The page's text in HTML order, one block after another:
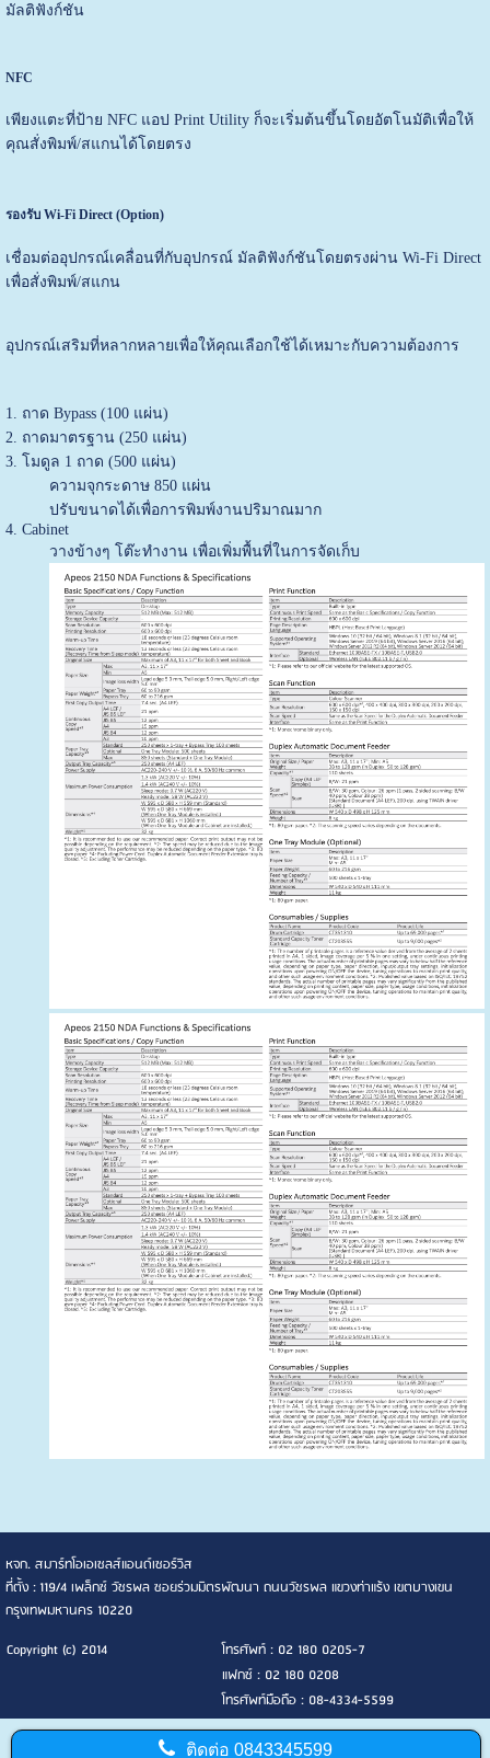
มัลติฟังก์ชัน
NFC
เพียงแตะที่ป้าย NFC แอป Print Utility ก็จะเริ่มต้นขึ้นโดยอัตโนมัติเพื่อให้
คุณสั่งพิมพ์/สแกนได้โดยตรง
รองรับ Wi-Fi Direct (Option)
เชื่อมต่ออุปกรณ์เคลื่อนที่กับอุปกรณ์ มัลติฟังก์ชันโดยตรงผ่าน Wi-Fi Direct
เพื่อสั่งพิมพ์/สแกน
อุปกรณ์เสริมที่หลากหลายเพื่อให้คุณเลือกใช้ได้เหมาะกับความต้องการ
1. ถาด Bypass (100 แผ่น)
2. ถาดมาตรฐาน (250 แผ่น)
3. โมดูล 1 ถาด (500 แผ่น)
ความจุกระดาษ 850 แผ่น
ปรับขนาดได้เพื่อการพิมพ์งานปริมาณมาก
4. Cabinet
วางข้างๆ โต๊ะทำงาน เพื่อเพิ่มพื้นที่ในการจัดเก็บ
หจก. สมาร์ทโอเอเซลส์แอนด์เซอร์วิส
ที่ตั้ง : 119/4 เพล็กซ์ วัชรพล ซอยร่วมมิตรพัฒนา ถนนวัชรพล แขวงท่าแร้ง เขตบางเขน
กรุงเทพมหานคร 10220
Copyright (c) 2014
โทรศัพท์ : 02 180 0205-7
แฟกซ์ : 02 180 0208
โทรศัพท์มือถือ : 08-4334-5599
ติดต่อ0843345599